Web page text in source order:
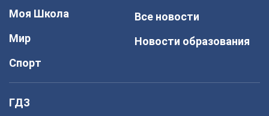
Моя Школа
Мир
Спорт
Все новости
Новости образования
ГДЗ